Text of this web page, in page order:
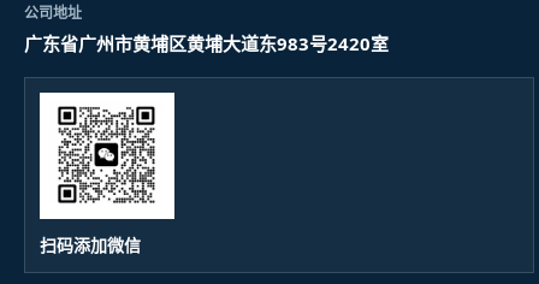
公司地址
广东省广州市黄埔区黄埔大道东983号2420室
扫码添加微信